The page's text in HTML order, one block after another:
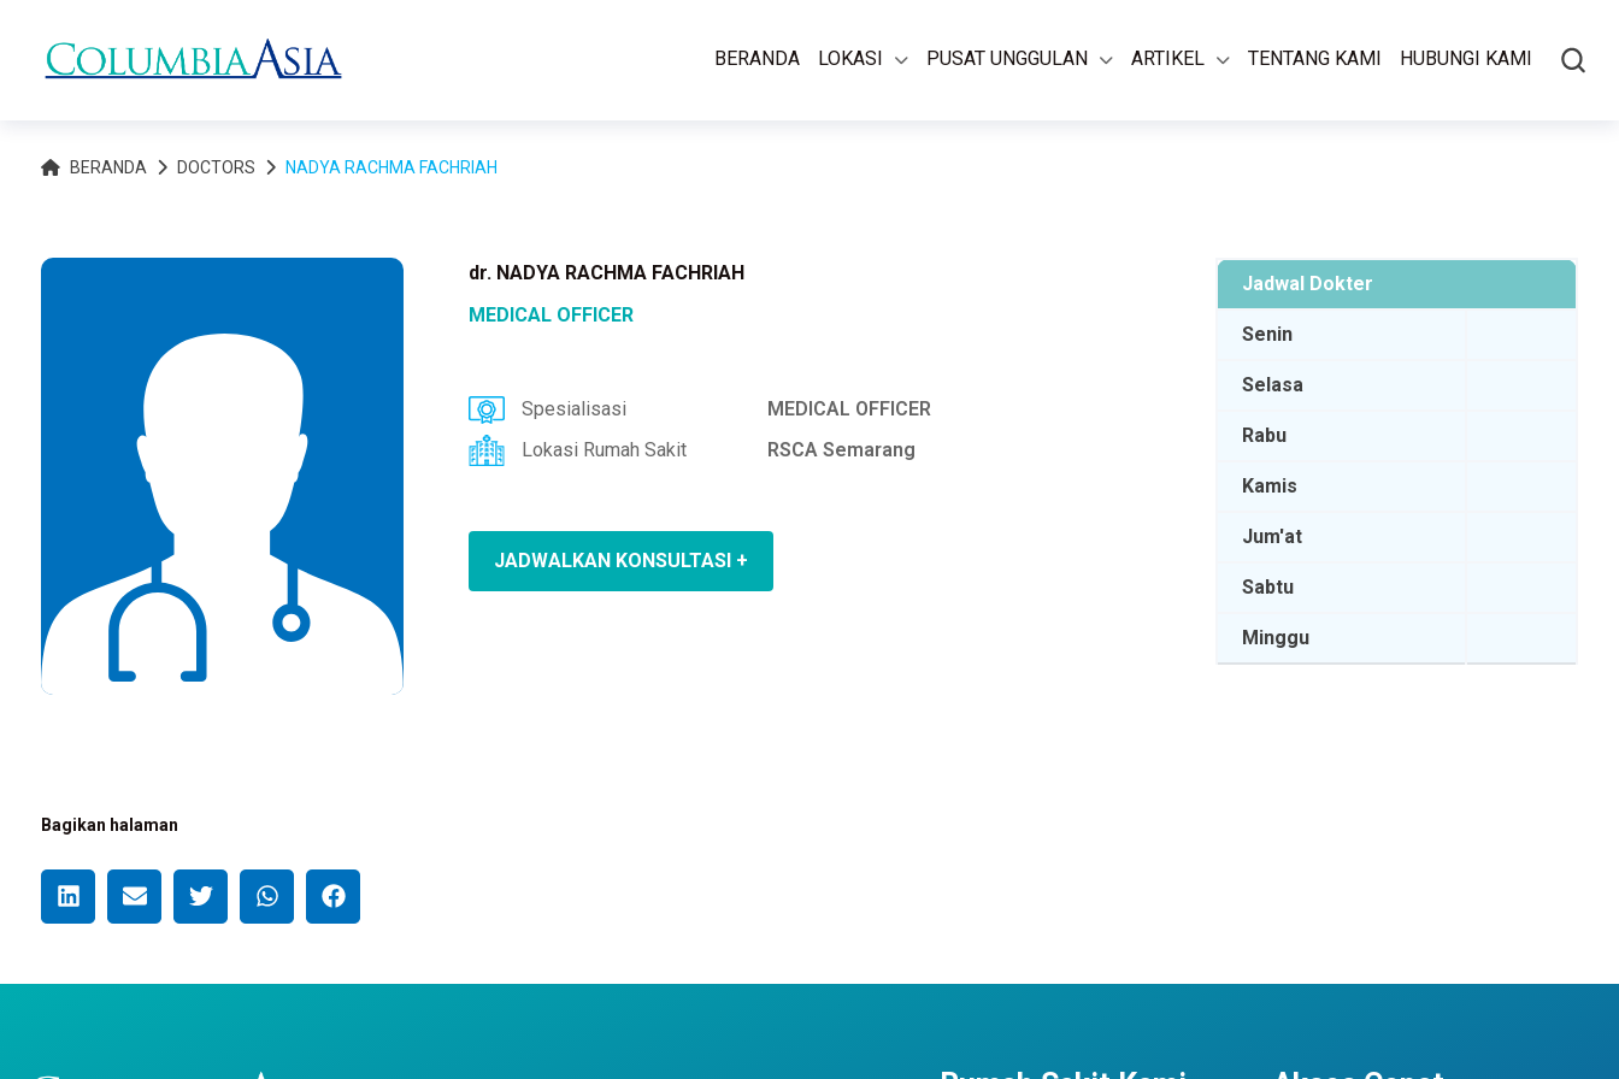
BERANDA LOKASI PUSAT UNGGULAN ARTIKEL TENTANG KAMI HUBUNGI KAMI
BERANDA DOCTORS NADYA RACHMA FACHRIAH
dr. NADYA RACHMA FACHRIAH
MEDICAL OFFICER
Spesialisasi
MEDICAL OFFICER
Lokasi Rumah Sakit
RSCA Semarang
JADWALKAN KONSULTASI +
Jadwal Dokter
Senin
Selasa
Rabu
Kamis
Jum'at
Sabtu
Minggu
Bagikan halaman